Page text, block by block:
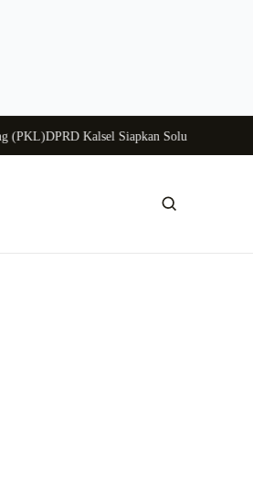
DPRD Kalsel Siapkan Solusi Krisis